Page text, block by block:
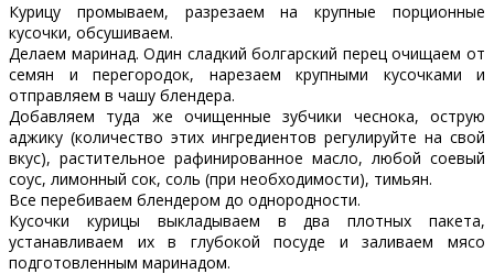
Курицу промываем, разрезаем на крупные порционные
кусочки, обсушиваем.
Делаем маринад. Один сладкий болгарский перец очищаем от
семян и перегородок, нарезаем крупными кусочками и
отправляем в чашу блендера.
Добавляем туда же очищенные зубчики чеснока, острую
аджику (количество этих ингредиентов регулируйте на свой
вкус), растительное рафинированное масло, любой соевый
соус, лимонный сок, соль (при необходимости), тимьян.
Все перебиваем блендером до однородности.
Кусочки курицы выкладываем в два плотных пакета,
устанавливаем их в глубокой посуде и заливаем мясо
подготовленным маринадом.